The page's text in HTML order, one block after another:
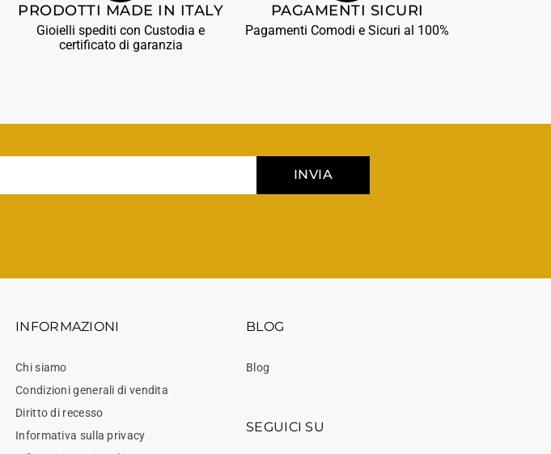
PRODOTTI MADE IN ITALY
Gioielli spediti con Custodia e
certificato di garanzia
PAGAMENTI SICURI
Pagamenti Comodi e Sicuri al 100%
INVIA
INFORMAZIONI
Chi siamo
Condizioni generali di vendita
Diritto di recesso
Informativa sulla privacy
BLOG
Blog
SEGUICI SU